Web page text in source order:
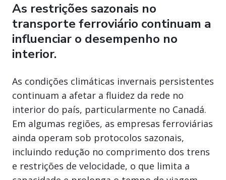
As restrições sazonais no
transporte ferroviário continuam a
influenciar o desempenho no
interior.
As condições climáticas invernais persistentes
continuam a afetar a fluidez da rede no
interior do país, particularmente no Canadá.
Em algumas regiões, as empresas ferroviárias
ainda operam sob protocolos sazonais,
incluindo redução no comprimento dos trens
e restrições de velocidade, o que limita a